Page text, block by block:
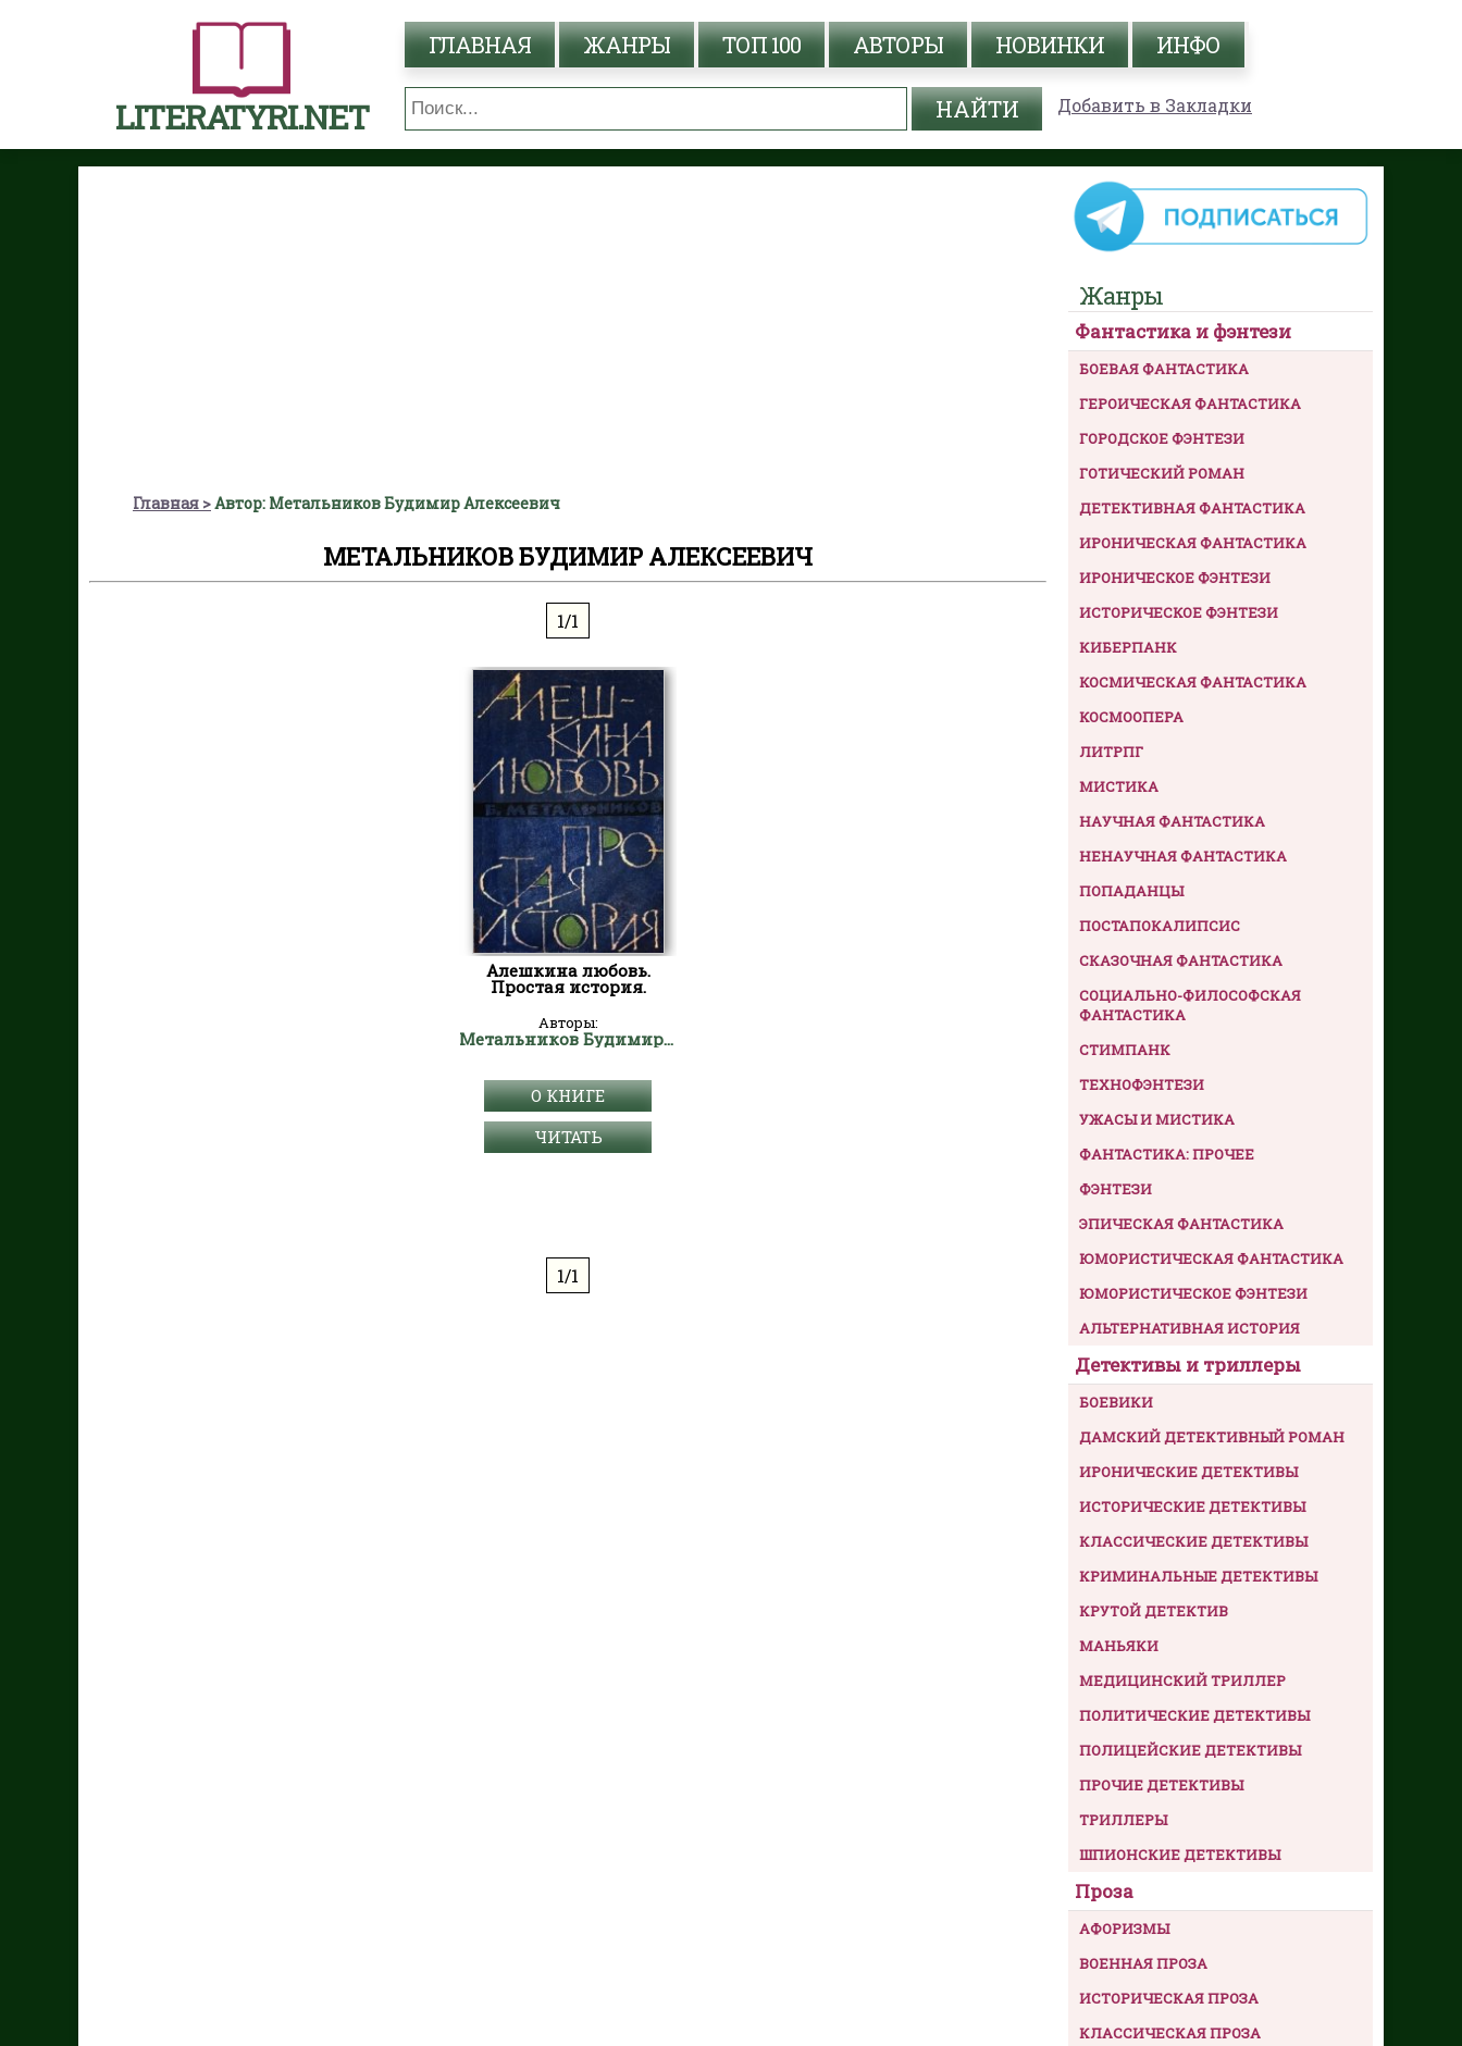
LITERATYRI.NET
ГЛАВНАЯ ЖАНРЫ ТОП 100 АВТОРЫ НОВИНКИ ИНФО
Добавить в Закладки
Главная Автор: Метальников Будимир Алексеевич
МЕТАЛЬНИКОВ БУДИМИР АЛЕКСЕЕВИЧ
1/1
Алешкина любовь.
Простая история.
Авторы:
Метальников Будимир Алексеевич
О КНИГЕ
ЧИТАТЬ
1/1
Жанры
Фантастика и фэнтези
БОЕВАЯ ФАНТАСТИКА
ГЕРОИЧЕСКАЯ ФАНТАСТИКА
ГОРОДСКОЕ ФЭНТЕЗИ
ГОТИЧЕСКИЙ РОМАН
ДЕТЕКТИВНАЯ ФАНТАСТИКА
ИРОНИЧЕСКАЯ ФАНТАСТИКА
ИРОНИЧЕСКОЕ ФЭНТЕЗИ
ИСТОРИЧЕСКОЕ ФЭНТЕЗИ
КИБЕРПАНК
КОСМИЧЕСКАЯ ФАНТАСТИКА
КОСМООПЕРА
ЛИТРПГ
МИСТИКА
НАУЧНАЯ ФАНТАСТИКА
НЕНАУЧНАЯ ФАНТАСТИКА
ПОПАДАНЦЫ
ПОСТАПОКАЛИПСИС
СКАЗОЧНАЯ ФАНТАСТИКА
СОЦИАЛЬНО-ФИЛОСОФСКАЯ
ФАНТАСТИКА
СТИМПАНК
ТЕХНОФЭНТЕЗИ
УЖАСЫ И МИСТИКА
ФАНТАСТИКА: ПРОЧЕЕ
ФЭНТЕЗИ
ЭПИЧЕСКАЯ ФАНТАСТИКА
ЮМОРИСТИЧЕСКАЯ ФАНТАСТИКА
ЮМОРИСТИЧЕСКОЕ ФЭНТЕЗИ
АЛЬТЕРНАТИВНАЯ ИСТОРИЯ
Детективы и триллеры
БОЕВИКИ
ДАМСКИЙ ДЕТЕКТИВНЫЙ РОМАН
ИРОНИЧЕСКИЕ ДЕТЕКТИВЫ
ИСТОРИЧЕСКИЕ ДЕТЕКТИВЫ
КЛАССИЧЕСКИЕ ДЕТЕКТИВЫ
КРИМИНАЛЬНЫЕ ДЕТЕКТИВЫ
КРУТОЙ ДЕТЕКТИВ
МАНЬЯКИ
МЕДИЦИНСКИЙ ТРИЛЛЕР
ПОЛИТИЧЕСКИЕ ДЕТЕКТИВЫ
ПОЛИЦЕЙСКИЕ ДЕТЕКТИВЫ
ПРОЧИЕ ДЕТЕКТИВЫ
ТРИЛЛЕРЫ
ШПИОНСКИЕ ДЕТЕКТИВЫ
Проза
АФОРИЗМЫ
ВОЕННАЯ ПРОЗА
ИСТОРИЧЕСКАЯ ПРОЗА
КЛАССИЧЕСКАЯ ПРОЗА